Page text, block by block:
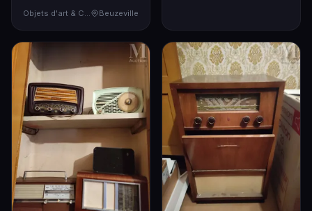
Objets d'art & Curiosités
Beuzeville